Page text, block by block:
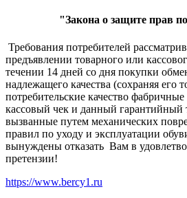
"Закона о защите прав
Требования потребителей
предъявлении товарного или
течении 14 дней со дня покупки
надлежащего качества (сохраняя его
потребительские качество
кассовый чек и данный гарантийный
вызванные путем механических
правил по уходу и эксплуатации
вынуждены отказать Вам в
претензии!
https://www.bercy1.ru